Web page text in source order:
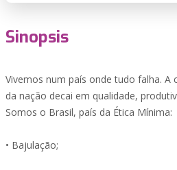
Sinopsis
Vivemos num país onde tudo falha. A
da nação decai em qualidade,
Somos o Brasil, país da Ética Mínima:
• Bajulação;